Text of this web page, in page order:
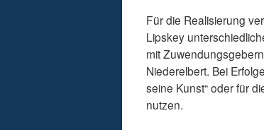
Für die Realisierung
Lipskey
mit
Niederelbert. Bei
seine Kunst“ oder für
nutzen.